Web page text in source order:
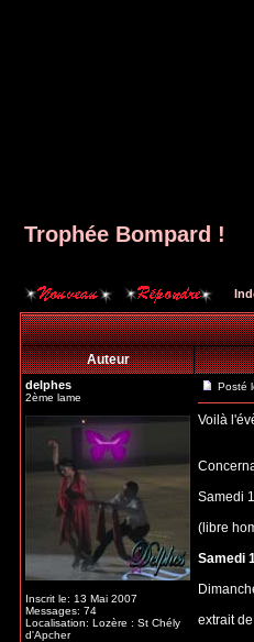
Trophée Bompard !
Auteur
delphes
2ème lame
Inscrit le: 13 Mai 2007
Messages: 74
Localisation: Lozère : St Chély
d'Apcher
Posté
Voilà
Samedi
(libre
Samedi
extrait